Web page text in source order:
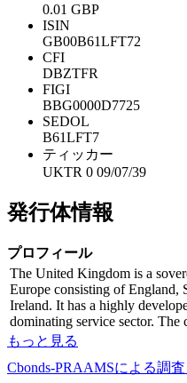
0.01 GBP
ISIN
GB00B61LFT72
CFI
DBZTFR
FIGI
BBG0000D7725
SEDOL
B61LFT7
ティッカー
UKTR 0 09/07/39
発行体情報
プロフィール
The United Kingdom is a
Europe consisting of England,
Ireland. It has a highly
dominating service sector. The
もっと見る
Cbonds-PRAAMSによる調